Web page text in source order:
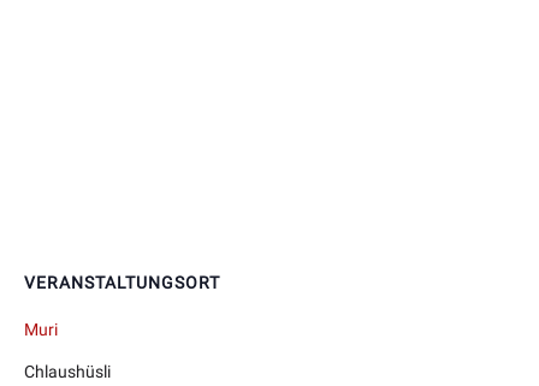
VERANSTALTUNGSORT
Muri
Chlaushüsli